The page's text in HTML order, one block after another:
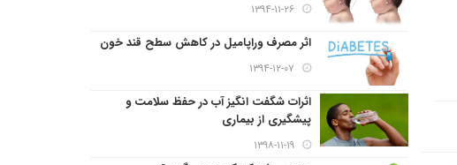
۱۳۹۴-۱۱-۲۶
اثر مصرف وراپامیل در کاهش سطح قند خون
۱۳۹۴-۱۲-۰۷
اثرات شگفت انگیز آب در حفظ سلامت و
پیشگیری از بیماری
۱۳۹۸-۱۱-۱۹